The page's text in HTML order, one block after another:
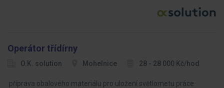
Operátor třídírny
O.K. solution Mohelnice 28 - 28 000 Kč/hod
příprava obalového materiálu pro uložení světlometu práce